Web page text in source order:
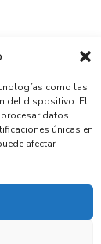
como las
del dispositivo. El
datos
únicas en
afectar